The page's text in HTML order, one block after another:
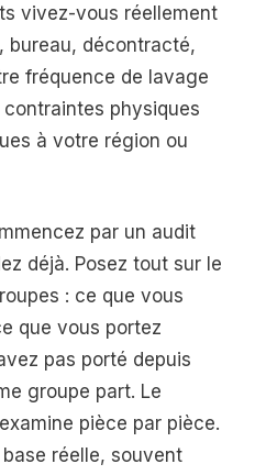
vivez-vous réellement
bureau, décontracté,
fréquence de lavage
physiques
à votre région ou
par un audit
déjà. Posez tout sur le
: ce que vous
que vous portez
pas porté depuis
groupe part. Le
pièce par pièce.
réelle, souvent